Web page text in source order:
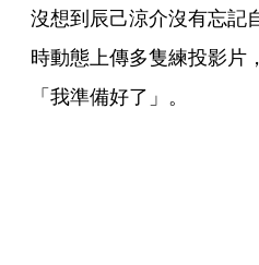
沒想到辰己涼介沒有忘記
時動態上傳多隻練投影片
「我準備好了」。